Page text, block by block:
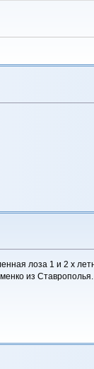
лоза 1 и 2 х
из